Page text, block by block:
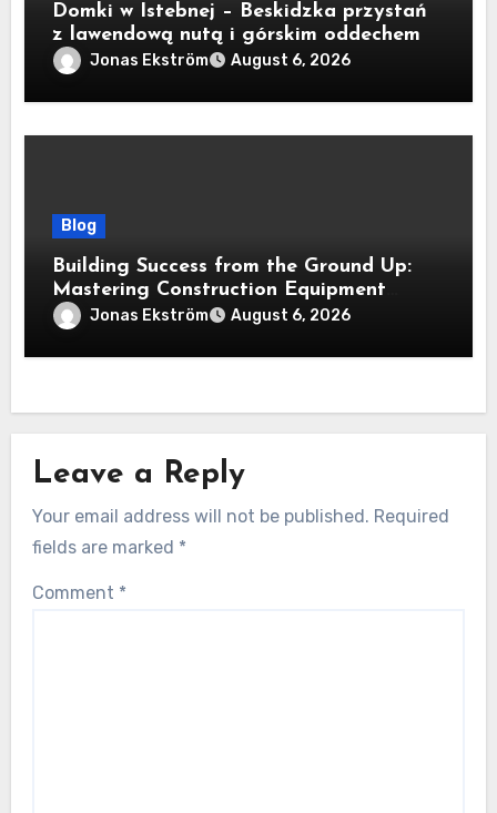
Domki w Istebnej – Beskidzka przystań
z lawendową nutą i górskim oddechem
Jonas Ekström August 6, 2026
Blog
Building Success from the Ground Up:
Mastering Construction Equipment
Financing
Jonas Ekström August 6, 2026
Leave a Reply
Your email address will not be published. Required
fields are marked *
Comment *